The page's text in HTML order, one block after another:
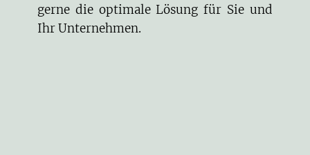
gerne die optimale Lösung für Sie und
Ihr Unternehmen.